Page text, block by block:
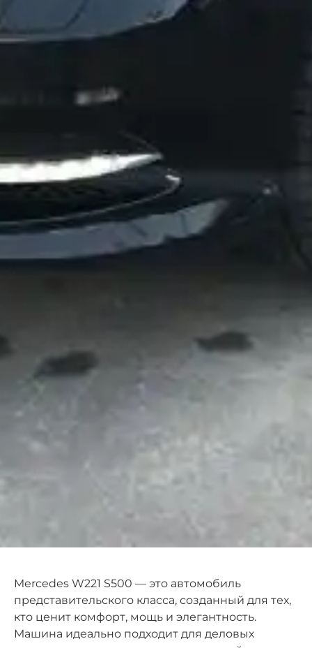
Mercedes W221 S500 — это автомобиль
представительского класса, созданный для тех,
кто ценит комфорт, мощь и элегантность.
Машина идеально подходит для деловых